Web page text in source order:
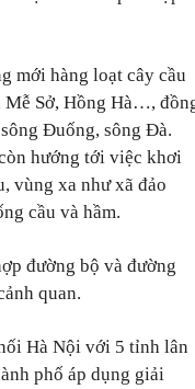
mới hàng loạt cây cầu
Mễ Sở, Hồng Hà…,
Đuống, sông Đà.
hướng tới việc khơi
vùng xa như xã đảo
cầu và hầm.
đường bộ và đường
quan.
Hà Nội với 5 tỉnh lân
phố áp dụng giải